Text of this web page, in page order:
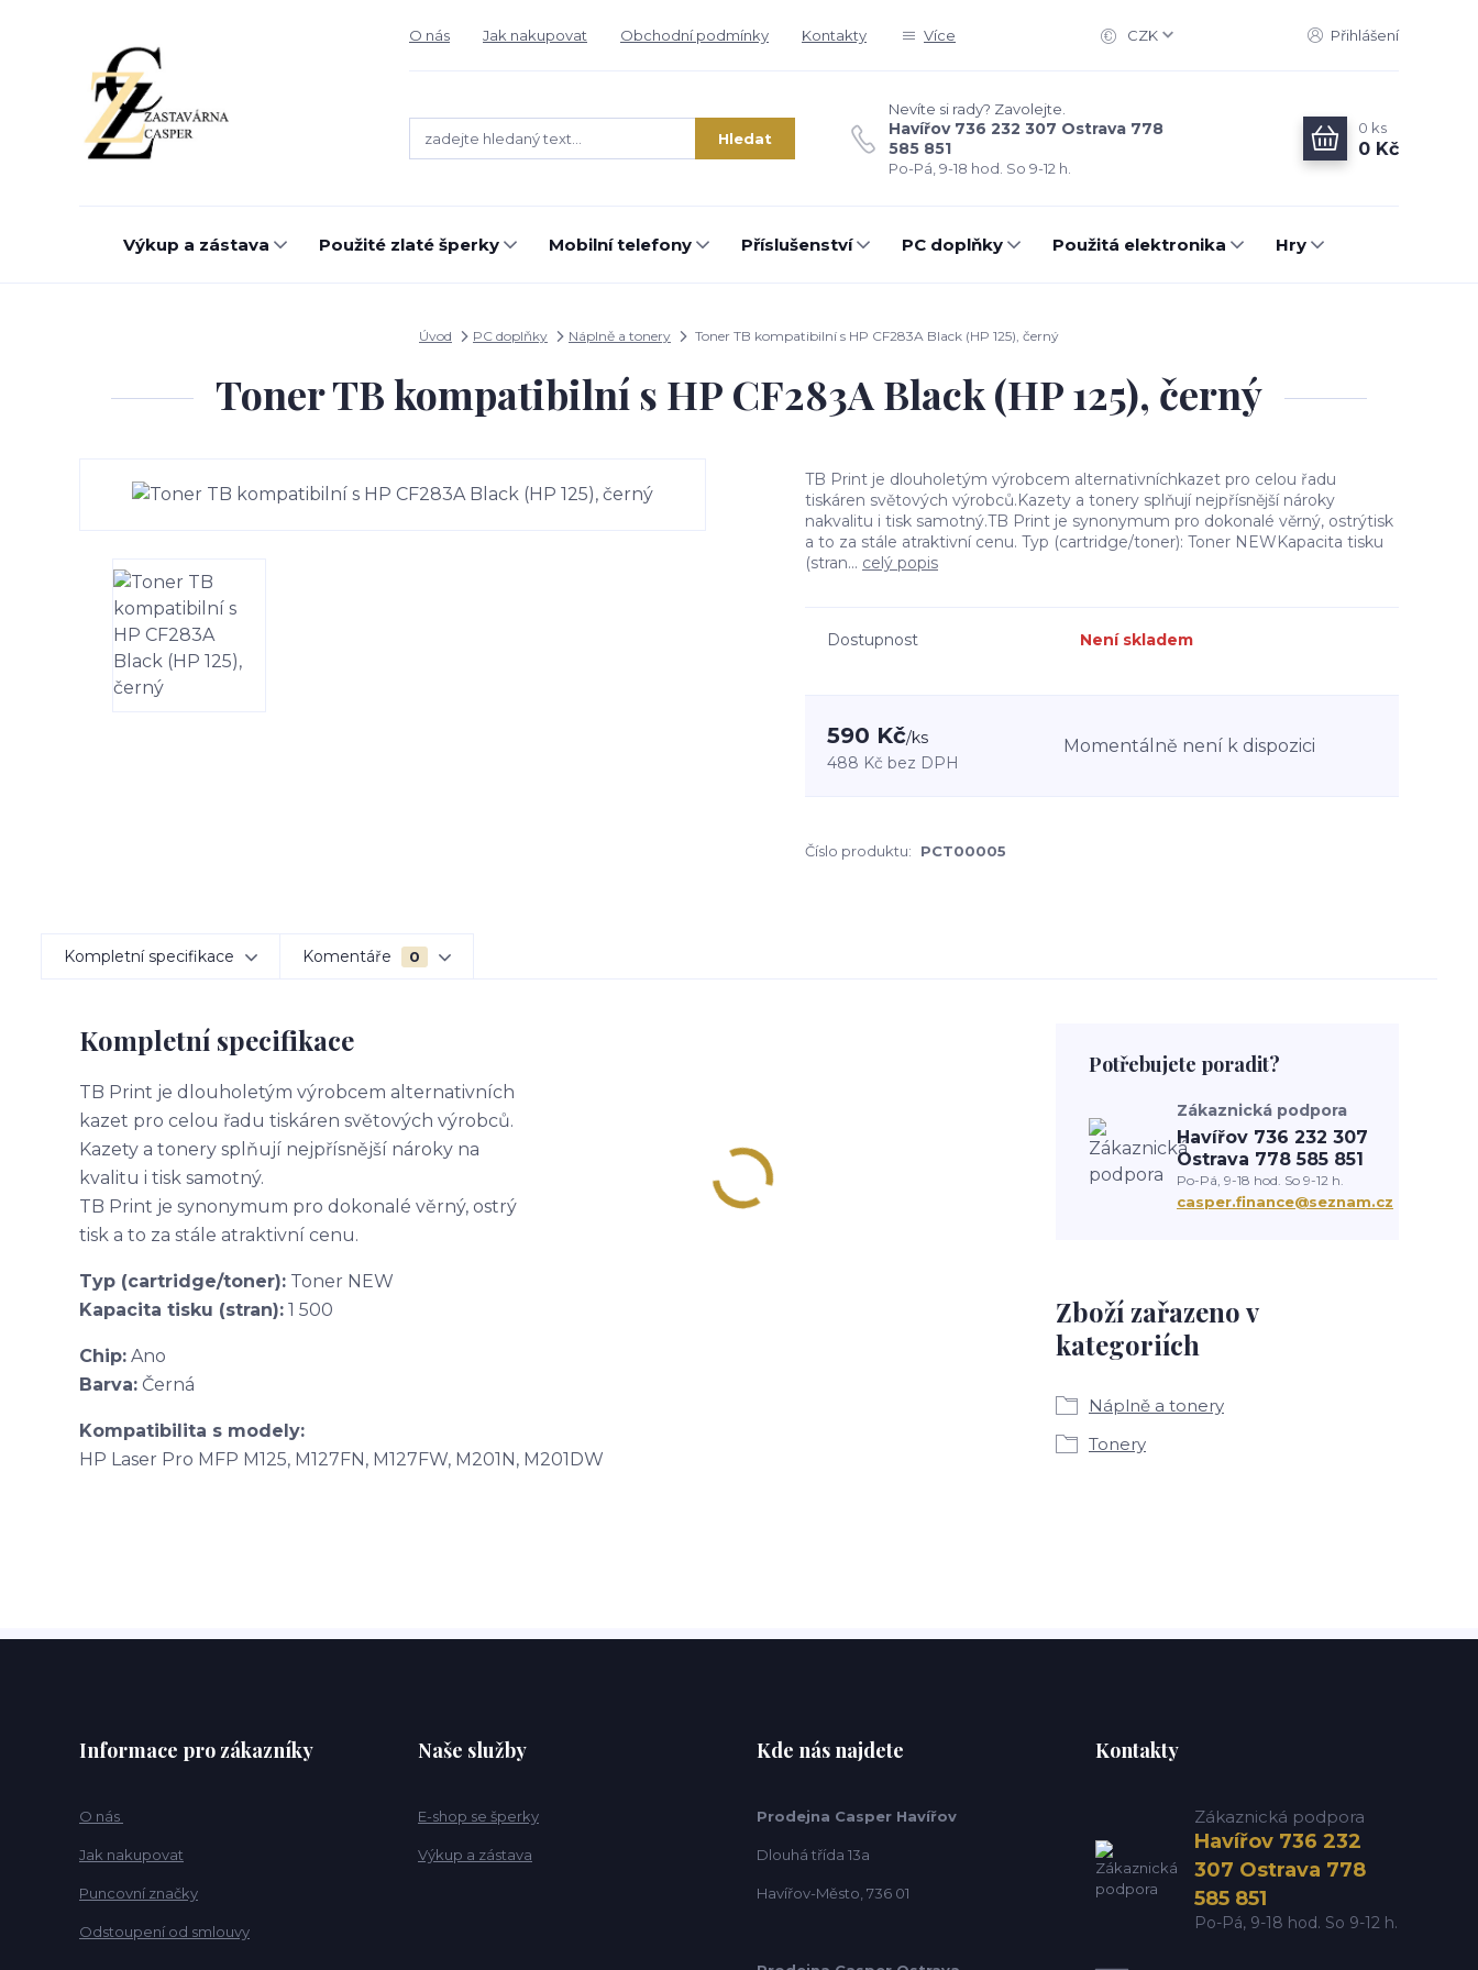
O nás Jak nakupovat Obchodní podmínky Kontakty Více CZK Přihlášení
Hledat
Nevíte si rady? Zavolejte.
Havířov 736 232 307 Ostrava 778
585 851
Po-Pá, 9-18 hod. So 9-12 h.
0 ks
0 Kč
Výkup a zástava Použité zlaté šperky Mobilní telefony Příslušenství PC doplňky Použitá elektronika Hry
Úvod PC doplňky Náplně a tonery Toner TB kompatibilní s HP CF283A Black (HP 125), černý
Toner TB kompatibilní s HP CF283A Black (HP 125), černý
TB Print je dlouholetým výrobcem alternativníchkazet pro celou řadu
tiskáren světových výrobců.Kazety a tonery splňují nejpřísnější nároky
nakvalitu i tisk samotný.TB Print je synonymum pro dokonalé věrný, ostrýtisk
a to za stále atraktivní cenu. Typ (cartridge/toner): Toner NEWKapacita tisku
(stran... celý popis
Dostupnost Není skladem
590 Kč/ks
488 Kč bez DPH
Momentálně není k dispozici
Číslo produktu: PCT00005
Kompletní specifikace Komentáře 0
Kompletní specifikace
TB Print je dlouholetým výrobcem alternativních
kazet pro celou řadu tiskáren světových výrobců.
Kazety a tonery splňují nejpřísnější nároky na
kvalitu i tisk samotný.
TB Print je synonymum pro dokonalé věrný, ostrý
tisk a to za stále atraktivní cenu.
Typ (cartridge/toner): Toner NEW
Kapacita tisku (stran): 1 500
Chip: Ano
Barva: Černá
Kompatibilita s modely:
HP Laser Pro MFP M125, M127FN, M127FW, M201N, M201DW
Zboží zařazeno v
kategoriích
Náplně a tonery
Tonery
Potřebujete poradit?
Zákaznická podpora
Havířov 736 232 307
Ostrava 778 585 851
Po-Pá, 9-18 hod. So 9-12 h.
casper.finance@seznam.cz
Informace pro zákazníky
O nás
Jak nakupovat
Puncovní značky
Odstoupení od smlouvy
Naše služby
E-shop se šperky
Výkup a zástava
Kde nás najdete
Prodejna Casper Havířov
Dlouhá třída 13a
Havířov-Město, 736 01
Kontakty
Zákaznická podpora
Havířov 736 232
307 Ostrava 778
585 851
Po-Pá, 9-18 hod. So 9-12 h.